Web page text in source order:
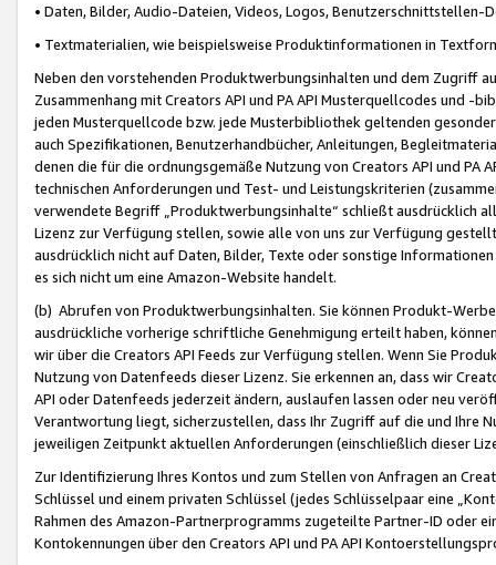
• Daten, Bilder, Audio-Dateien, Videos, Logos, Benutzerschnittstellen-
• Textmaterialien, wie beispielsweise Produktinformationen in
Neben den vorstehenden Produktwerbungsinhalten und dem Zugriff
Zusammenhang mit Creators API und PA API Musterquellcodes und
jeden Musterquellcode bzw. jede Musterbibliothek geltenden
auch Spezifikationen, Benutzerhandbücher, Anleitungen,
denen die für die ordnungsgemäße Nutzung von Creators API und PA
technischen Anforderungen und Test- und Leistungskriterien
verwendete Begriff „Produktwerbungsinhalte“ schließt ausdrücklich
Lizenz zur Verfügung stellen, sowie alle von uns zur Verfügung
ausdrücklich nicht auf Daten, Bilder, Texte oder sonstige
es sich nicht um eine Amazon-Website handelt.
(b) Abrufen von Produktwerbungsinhalten. Sie können Produkt-
ausdrückliche vorherige schriftliche Genehmigung erteilt haben,
wir über die Creators API Feeds zur Verfügung stellen. Wenn Sie
Nutzung von Datenfeeds dieser Lizenz. Sie erkennen an, dass wir
API oder Datenfeeds jederzeit ändern, auslaufen lassen oder neu
Verantwortung liegt, sicherzustellen, dass Ihr Zugriff auf die und Ihre
jeweiligen Zeitpunkt aktuellen Anforderungen (einschließlich dieser
Zur Identifizierung Ihres Kontos und zum Stellen von Anfragen an
Schlüssel und einem privaten Schlüssel (jedes Schlüsselpaar eine
Rahmen des Amazon-Partnerprogramms zugeteilte Partner-ID oder
Kontokennungen über den Creators API und PA API